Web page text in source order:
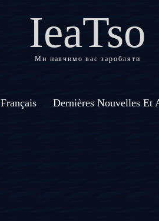
IeaTso
Ми навчимо вас заробляти
Français Dernières Nouvelles Et